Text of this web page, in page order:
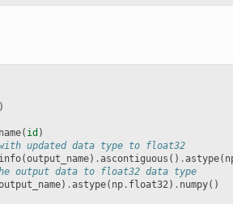
( id )
updated data type to float32
(output_name) .ascontiguous () .astype(
output data to float32 data type
) .astype( np. float32) . numpy()